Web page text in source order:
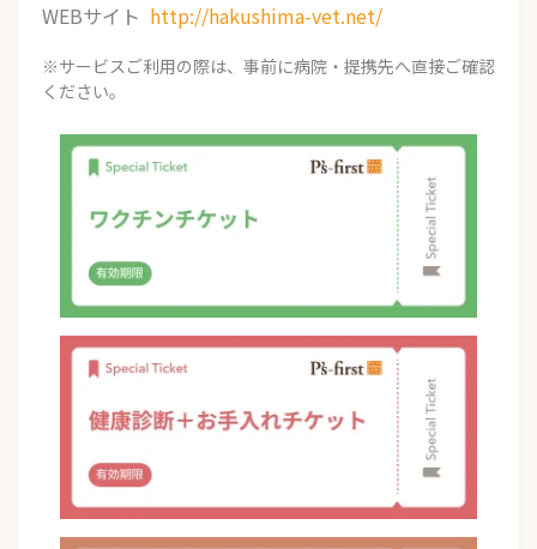
WEBサイト http://hakushima-vet.net/
※サービスご利用の際は、事前に病院・提携先へ直接ご確認
ください。